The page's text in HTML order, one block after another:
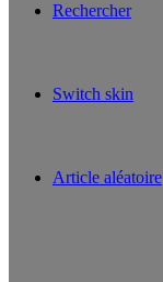
Rechercher
Switch skin
Article aléatoire